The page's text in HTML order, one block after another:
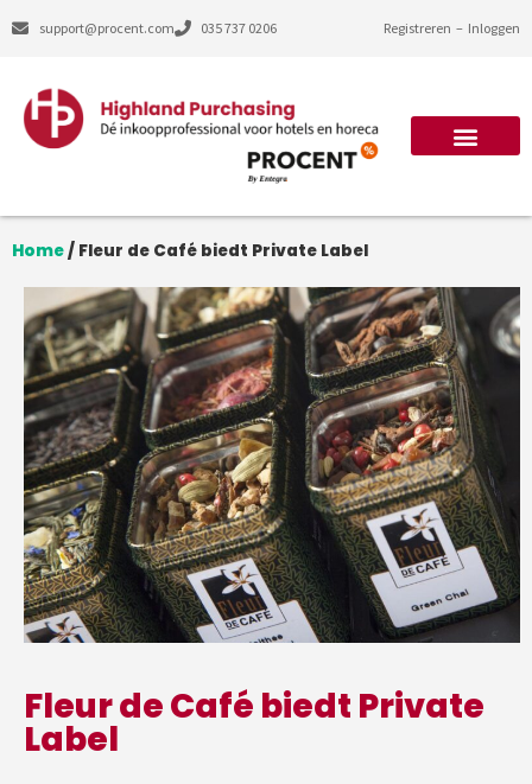
support@procent.com 035 737 0206 Registreren – Inloggen
Home/ Fleur de Café biedt Private Label
Fleur de Café biedt Private
Label